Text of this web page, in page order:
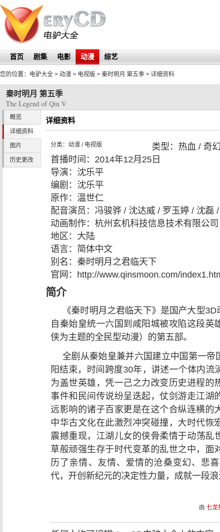
首页 剧集 电影 动漫 综艺
您的位置： 电驴大全 > 动漫 > 电视版 > 秦时明月 第五季 > 详细资料
秦时明月 第五季
The Legend of Qin V
概览
详细资料
图片
历史更改
详细资料
分类： 动漫 / 电视版 类型： 热血 / 奇
首播时间： 2014年12月25日
导演： 沈乐平
编剧： 沈乐平
原作： 温世仁
配音演员： 冯骏骅 / 沈达威 / 罗玉婷 / 沈磊
动画制作： 杭州玄机科技信息技术有限公司
地区： 大陆
语言： 简体中文
别名： 秦时明月之君临天下
官网： http://www.qinsmoon.com/
简介
《秦时明月之君临天下》是国产大型
自秦始皇统一六国到咸阳城被攻陷这段英
侠为主题的全民型动漫）的第五部。
全剧从秦始皇兼并六国建立中国第一
阳结束，时间跨度30年，讲述一个体内流
为盖世英雄，凭一己之力改变历史进程的
事件和民间传说纷呈迭起，仗剑游走江湖
远影响的诸子百家更是在这个合纵连横的
中华古文化在此激烈冲突碰撞，大时代恢
震撼重现，江湖儿女的侠骨柔情于动荡
草般顽强生存于时代变革的乱世之中，面
历了亲情、友情、爱情的沧桑变幻、悲
代，开创新纪元的决定性力量，成就一段
由 七龙